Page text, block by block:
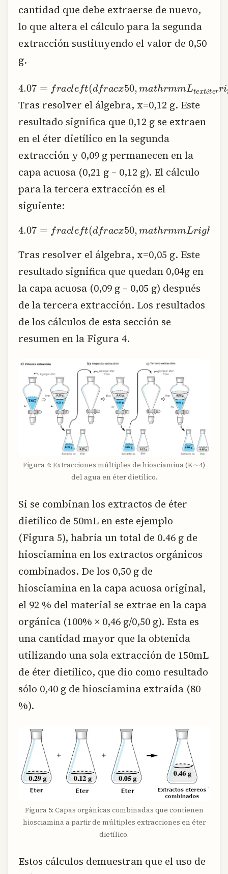
cantidad que debe extraerse de nuevo,
lo que altera el cálculo para la segunda
extracción sustituyendo el valor de 0,50
g.
é
Tras resolver el álgebra, x=0,12 g. Este
resultado significa que 0,12 g se extraen
en el éter dietílico en la segunda
extracción y 0,09 g permanecen en la
capa acuosa (0,21 g – 0,12 g). El cálculo
para la tercera extracción es el
siguiente:
4.07 r aclef(dfr acx50,mathrmm Lr
Tras resolver el álgebra, x=0,05 g. Este
resultado significa que quedan 0,04g en
la capa acuosa (0,09 g – 0,05 g) después
de la tercera extracción. Los resultados
de los cálculos de esta sección se
resumen en la Figura 4.
Figura 4: Extracciones múltiples de hiosciamina (K∼4)
del agua en éter dietílico.
Si se combinan los extractos de éter
dietílico de 50mL en este ejemplo
(Figura 5), habría un total de 0.46 g de
hiosciamina en los extractos orgánicos
combinados. De los 0,50 g de
hiosciamina en la capa acuosa original,
el 92 % del material se extrae en la capa
orgánica (100% × 0,46 g/0,50 g). Esta es
una cantidad mayor que la obtenida
utilizando una sola extracción de 150mL
de éter dietílico, que dio como resultado
sólo 0,40 g de hiosciamina extraída (80
%).
Figura 5: Capas orgánicas combinadas que contienen
hiosciamina a partir de múltiples extracciones en éter
dietílico.
Estos cálculos demuestran que el uso de